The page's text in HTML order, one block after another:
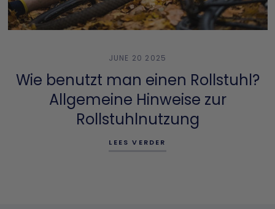
JUNE 20 2025
Wie benutzt man einen Rollstuhl?
Allgemeine Hinweise zur
Rollstuhlnutzung
LEES VERDER